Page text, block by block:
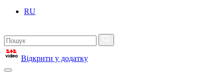
RU
Відкрити у додатку